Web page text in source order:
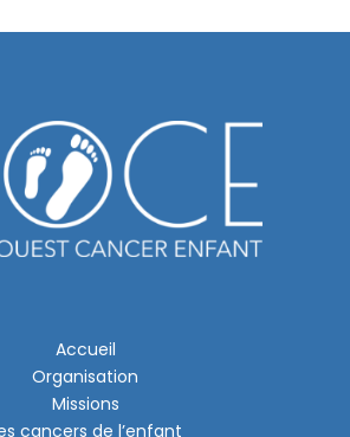
Accueil
Organisation
Missions
cancers de l’enfant